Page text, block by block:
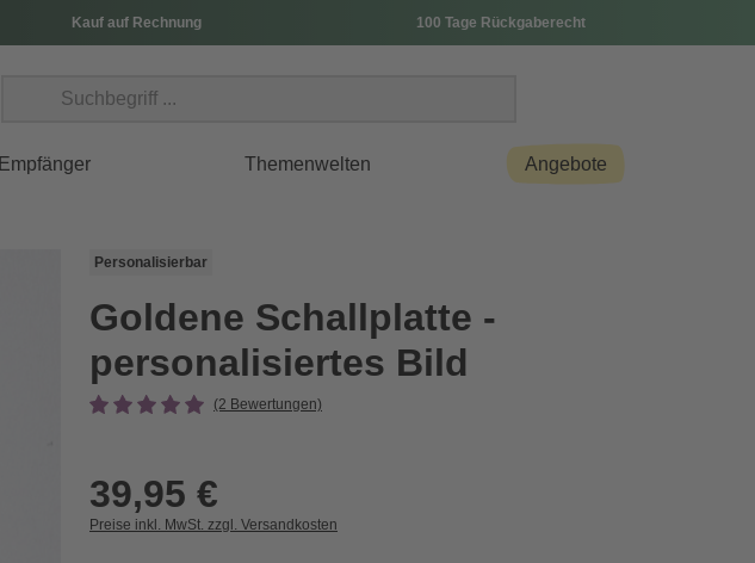
Kauf auf Rechnung 100 Tage Rückgaberecht
Empfänger Themenwelten Angebote
Personalisierbar
Goldene Schallplatte -
personalisiertes Bild
(2 Bewertungen)
39,95 €
Preise inkl. MwSt. zzgl. Versandkosten